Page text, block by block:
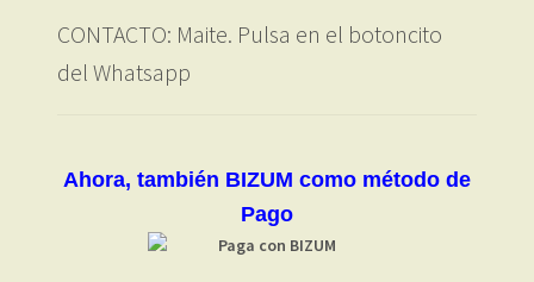
CONTACTO: Maite. Pulsa en el botoncito
del Whatsapp
Ahora, también BIZUM como método de
Pago